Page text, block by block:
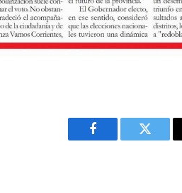
Facebook Twitter